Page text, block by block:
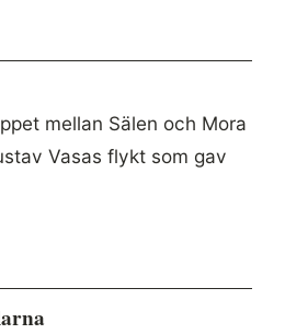
mellan Sälen och Mora
Vasas flykt som gav